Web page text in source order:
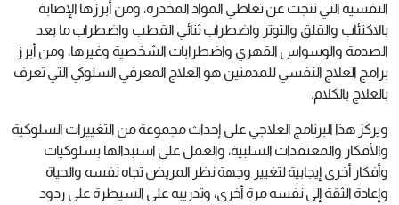
النفسية التي نتجت عن تعاطي المواد المخدرة، ومن أبرزها الإصابة
بالاكتئاب والقلق والتوتر واضطراب ثنائي القطب واضطراب ما بعد
الصدمة والوسواس القهري واضطرابات الشخصية وغيرها، ومن أبرز
برامج العلاج النفسي للمدمنين هو العلاج المعرفي السلوكي التي تعرف
بالعلاج بالكلام.
ويركز هذا البرنامج العلاجي على إحداث مجموعة من التغييرات السلوكية
والأفكار والمعتقدات السلبية، والعمل على استبدالها بسلوكيات
وأفكار أخرى إيجابية لتغيير وجهة نظر المريض تجاه نفسه والحياة
وإعادة الثقة إلى نفسه مرة أخرى، وتدريبه على السيطرة على ردود